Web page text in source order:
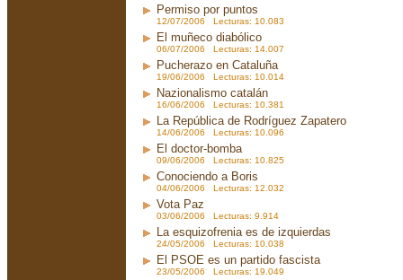
Permiso por puntos
12/07/2006 Lecturas: 10.083
El muñeco diabólico
06/07/2006 Lecturas: 14.007
Pucherazo en Cataluña
19/06/2006 Lecturas: 10.014
Nazionalismo catalán
16/06/2006 Lecturas: 10.381
La República de Rodríguez Zapatero
14/06/2006 Lecturas: 10.096
El doctor-bomba
09/06/2006 Lecturas: 10.825
Conociendo a Boris
04/06/2006 Lecturas: 12.032
Vota Paz
03/06/2006 Lecturas: 9.914
La esquizofrenia es de izquierdas
24/05/2006 Lecturas: 10.038
El PSOE es un partido fascista
23/05/2006 Lecturas: 19.049